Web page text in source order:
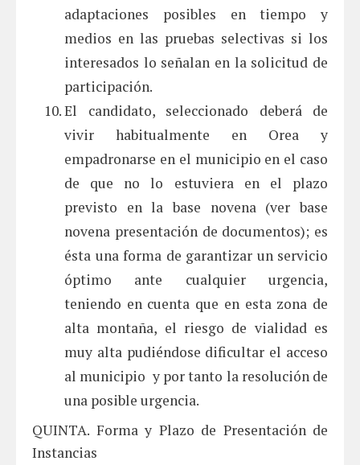
adaptaciones posibles en tiempo y
medios en las pruebas selectivas si los
interesados lo señalan en la solicitud de
participación.
El candidato, seleccionado deberá de
vivir habitualmente en Orea y
empadronarse en el municipio en el caso
de que no lo estuviera en el plazo
previsto en la base novena (ver base
novena presentación de documentos); es
ésta una forma de garantizar un servicio
óptimo ante cualquier urgencia,
teniendo en cuenta que en esta zona de
alta montaña, el riesgo de vialidad es
muy alta pudiéndose dificultar el acceso
al municipio y por tanto la resolución de
una posible urgencia.
QUINTA. Forma y Plazo de Presentación de
Instancias